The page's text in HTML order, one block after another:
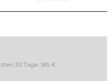
30 Tage: 185 €